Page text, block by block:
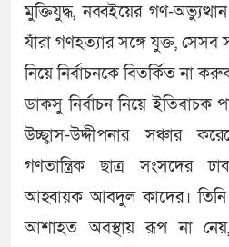
মুক্তিযুদ্ধ, নব্বইয়ের গণ-
যাঁরা গণহত্যার সঙ্গে যুক্ত,
নিয়ে নির্বাচনকে বিতর্কিত না
ডাকসু নির্বাচন নিয়ে ইতিবাচক
উচ্ছ্বাস-উদ্দীপনার সঞ্চার
গণতান্ত্রিক ছাত্র সংসদের
আহ্বায়ক আবদুল কাদের। তিনি
আশাহত অবস্থায় রূপ না নেয়,